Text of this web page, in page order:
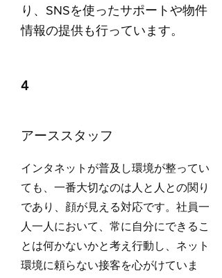
り、SNSを使ったサポートや物件
情報の提供も行っています。
4
アーススタッフ
インタネットが普及し環境が整ってい
ても、一番大切なのは人と人との関り
であり、顔が見える対応です。社員一
人一人において、常に自分にできるこ
とは何かないかと考え行動し、ネット
環境に頼らない接客を心がけていま